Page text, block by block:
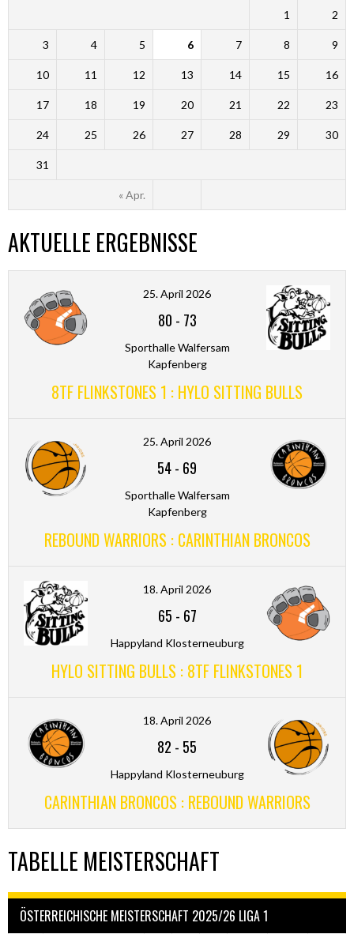
« Apr.
1 2
3 4 5 6 7 8 9
10 11 12 13 14 15 16
17 18 19 20 21 22 23
24 25 26 27 28 29 30
31
AKTUELLE ERGEBNISSE
25. April 2026
80 - 73
Sporthalle Walfersam
Kapfenberg
8TF FLINKSTONES 1 : HYLO SITTING BULLS
25. April 2026
54- 69
Sporthalle Walfersam
Kapfenberg
REBOUND WARRIORS : CARINTHIAN BRONCOS
18. April 2026
65 - 67
Happyland Klosterneuburg
HYLO SITTING BULLS : 8TF FLINKSTONES 1
18. April 2026
82 - 55
Happyland Klosterneuburg
CARINTHIAN BRONCOS : REBOUND WARRIORS
TABELLE MEISTERSCHAFT
ÖSTERREICHISCHE MEISTERSCHAFT 2025/26 LIGA 1